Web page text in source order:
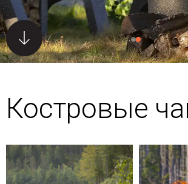
Костровые